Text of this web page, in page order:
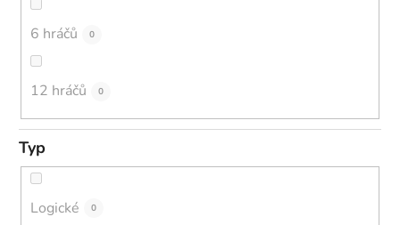
6 hráčů 0
12 hráčů 0
Typ
Logické 0